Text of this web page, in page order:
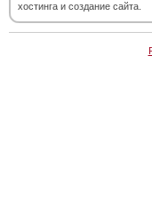
хостинга и создание сайта.